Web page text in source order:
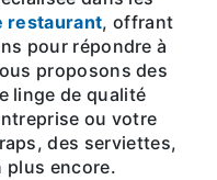
restaurant, offrant
pour répondre à
proposons des
linge de qualité
ou votre
des serviettes,
plus encore.